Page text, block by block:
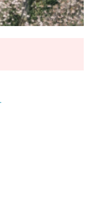
写真提供：© 石川
県観光連盟